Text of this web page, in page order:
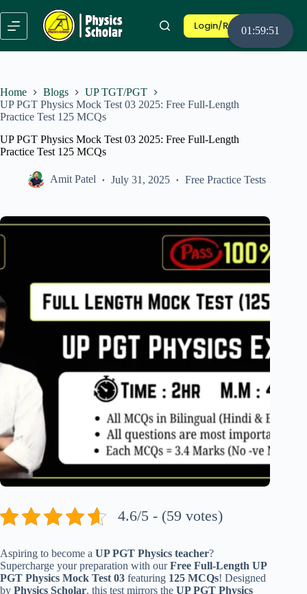
to
content
Login/Register
Home Blogs
UP TGT/PGT
UP PGT Physics Mock Test 03 2025: Free Full-Length
Practice Test 125 MCQs
UP PGT Physics Mock Test 03 2025: Free Full-Length
Practice Test 125 MCQs
Amit Patel July 31, 2025 Free Practice Tests
4.6/5 - (59 votes)
Aspiring to become a UP PGT Physics teacher?
Supercharge your preparation with ourFree Full-Length UP
PGT Physics Mock Test 03 featuring 125 MCQs! Designed
by Physics Scholar, this test mirrors the UP PGT Physics
01:59:50